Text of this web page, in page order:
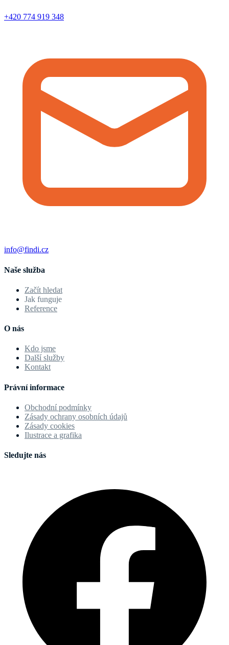
+420 774 919 348
info@findi.cz
Naše služba
Začít hledat
Jak funguje
Reference
O nás
Kdo jsme
Další služby
Kontakt
Právní informace
Obchodní podmínky
Zásady ochrany osobních údajů
Zásady cookies
Ilustrace a grafika
Sledujte nás